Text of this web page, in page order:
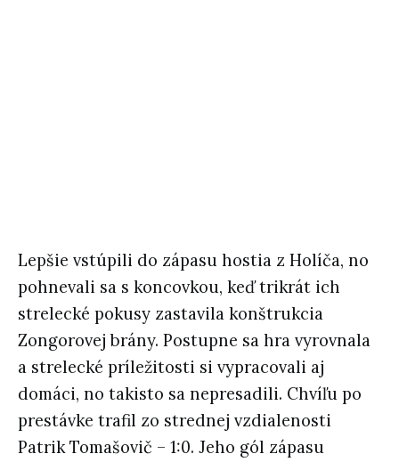
Lepšie vstúpili do zápasu hostia z Holíča, no
pohnevali sa s koncovkou, keď trikrát ich
strelecké pokusy zastavila konštrukcia
Zongorovej brány. Postupne sa hra vyrovnala
a strelecké príležitosti si vypracovali aj
domáci, no takisto sa nepresadili. Chvíľu po
prestávke trafil zo strednej vzdialenosti
Patrik Tomašovič – 1:0. Jeho gól zápasu